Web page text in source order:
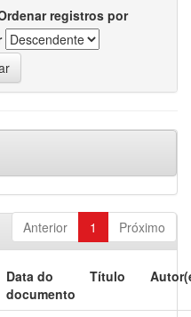
registros por
Anterior 1 Próximo
Data do
documento
Título